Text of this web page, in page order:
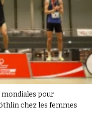
mondiales pour
chez les femmes